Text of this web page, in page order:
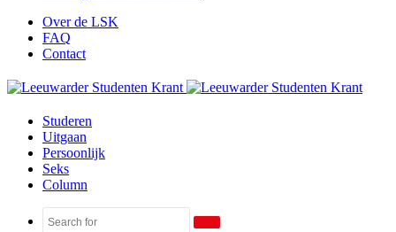
Over de LSK
FAQ
Contact
Studeren
Uitgaan
Persoonlijk
Seks
Column